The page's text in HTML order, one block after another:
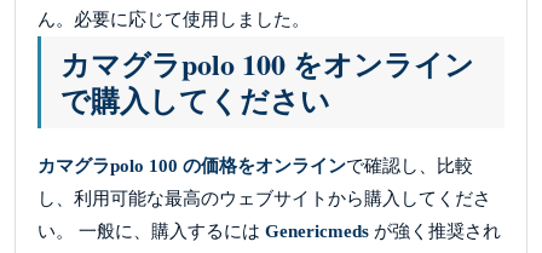
ん。必要に応じて使用しました。
カマグラpolo 100 をオンライン
で購入してください
カマグラpolo 100 の価格をオンラインで確認し、比較
し、利用可能な最高のウェブサイトから購入してくださ
い。 一般に、購入するには Genericmeds が強く推奨され